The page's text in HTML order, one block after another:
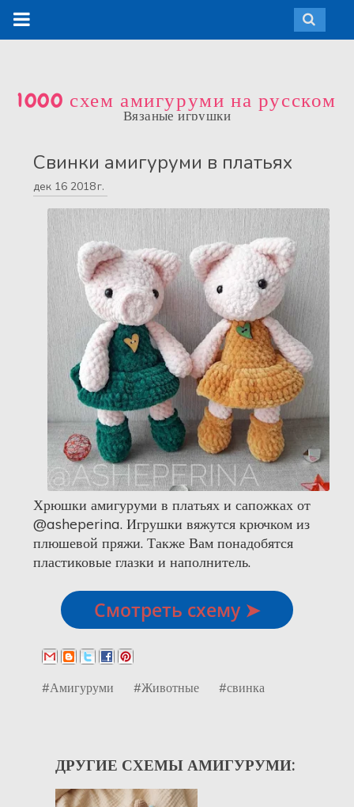
1000 схем амигуруми на русском
Вязаные игрушки
Свинки амигуруми в платьях
дек 16 2018 г.
Хрюшки амигуруми в платьях и сапожках от
@asheperina. Игрушки вяжутся крючком из
плюшевой пряжи. Также Вам понадобятся
пластиковые глазки и наполнитель.
Смотреть схему ➤
#Амигуруми #Животные #свинка
ДРУГИЕ СХЕМЫ АМИГУРУМИ: